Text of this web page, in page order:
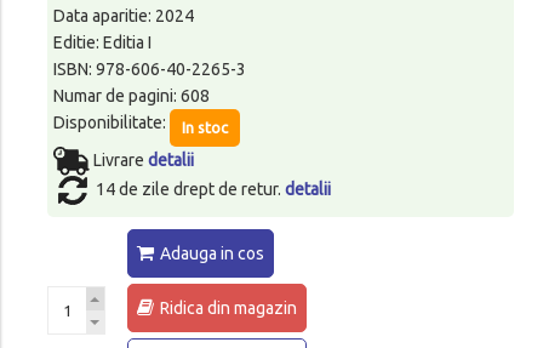
Data aparitie: 2024
Editie: Editia I
ISBN: 978-606-40-2265-3
Numar de pagini: 608
Disponibilitate:
In stoc
Livrare detalii
14 de zile drept de retur. detalii
Adauga in cos
Ridica din magazin